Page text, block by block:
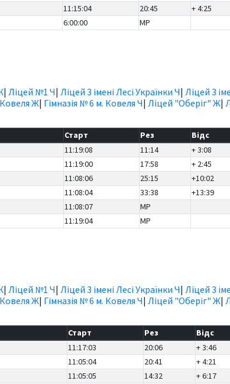
11:15:04 20:45
+ 4:25
6:00:00 MP
| Ліцей №1 Ч| Ліцей 3 імені Лесі Українки Ч| Ліцей 3
Ковеля Ж| Гімназія № 6 м. Ковеля Ч| Ліцей "Оберіг" Ж|
Старт Рез
Відс
11:19:08 11:14
+ 3:08
11:19:00 17:58
+ 2:45
11:08:06 25:15
+10:02
11:08:04 33:38
+13:39
11:08:07
MP
11:19:04 MP
| Ліцей №1 Ч| Ліцей 3 імені Лесі Українки Ч| Ліцей 3
Ковеля Ж| Гімназія № 6 м. Ковеля Ч| Ліцей "Оберіг" Ж|
Старт Рез
Відс
11:17:03 20:06
+ 3:46
11:05:04 20:41
+ 4:21
11:05:05 14:32
+ 6:17